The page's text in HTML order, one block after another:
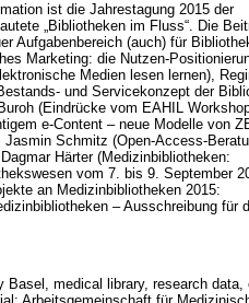
ist die Jahrestagung 2015 der
„Bibliotheken im Fluss“. Die
Aufgabenbereich (auch) für
Marketing: die Nutzen-
Medien lesen lernen),
und Servicekonzept der
(Eindrücke vom EAHIL
e-Content – neue Modelle von
Schmitz (Open-Access-
Härter (Medizinbibliotheken:
vom 7. bis 9. September
an Medizinbibliotheken 2015:
– Ausschreibung für
medical library, research data,